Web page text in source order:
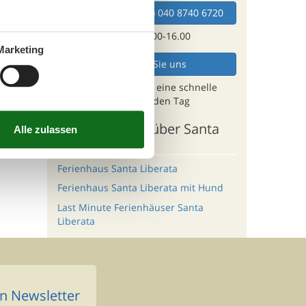
Wählen Sie (+49) 040 8740 6720
Mo - Fr 10.00-16.00
Mailen Sie uns
Und erhalten Sie eine schnelle
Antwort, jeden Tag
Andere Artikel über Santa
Ferienhaus Santa Liberata
Ferienhaus Santa Liberata mit Hund
Last Minute Ferienhäuser Santa
Liberata
Newsletter